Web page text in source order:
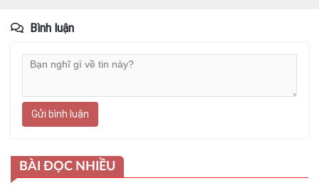
Bình luận
Gửi bình luận
BÀI ĐỌC NHIỀU